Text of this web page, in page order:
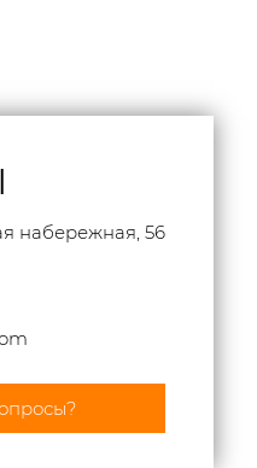
набережная, 56